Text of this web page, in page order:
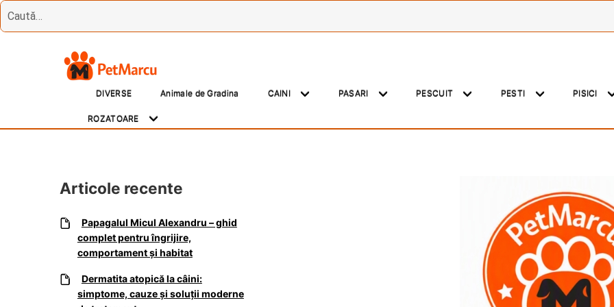
Treci
Sări
DIVERSE Animale de Gradina CAINI PASARI PESCUIT PESTI PISICI
ROZATOARE
Articole recente
Papagalul Micul Alexandru – ghid
complet pentru îngrijire,
comportament și habitat
Dermatita atopică la câini:
simptome, cauze și soluții moderne